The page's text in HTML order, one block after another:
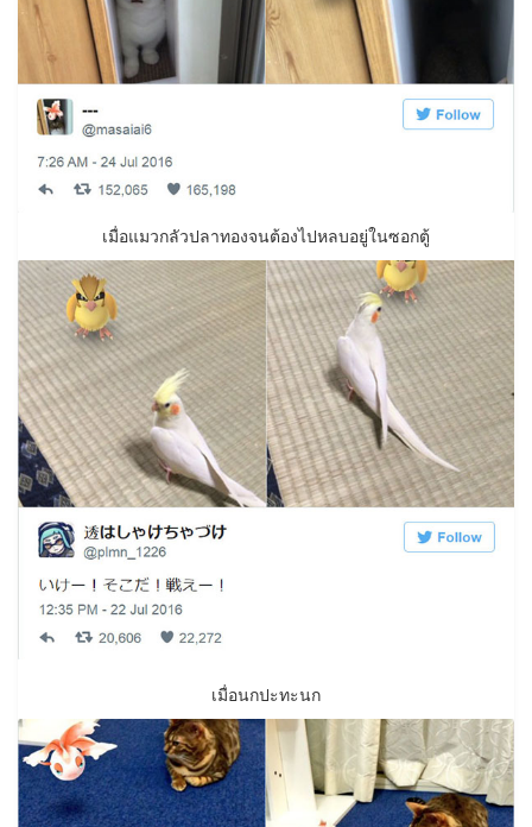
เมื่อแมวกลัวปลาทองจนต้องไปหลบอยู่ในซอกตู้
เมื่อนกปะทะนก